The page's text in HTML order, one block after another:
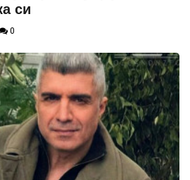
си
0